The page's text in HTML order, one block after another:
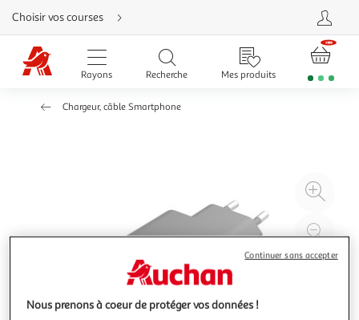
Aller
directement
au
contenu
Aller
directement
Aller
Choisir vos courses
Rayons Recherche Mes produits
Chargeur, câble Smartphone
à
Nous prenons à coeur de protéger vos données !
Continuer sans accepter